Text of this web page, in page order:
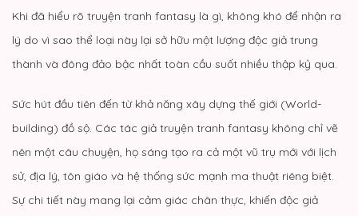
Khi đã hiểu rõ truyện tranh fantasy là gì, không khó để nhận ra
lý do vì sao thể loại này lại sở hữu một lượng độc giả trung
thành và đông đảo bậc nhất toàn cầu suốt nhiều thập kỷ qua.
Sức hút đầu tiên đến từ khả năng xây dựng thế giới (World-
building) đồ sộ. Các tác giả truyện tranh fantasy không chỉ vẽ
nên một câu chuyện, họ sáng tạo ra cả một vũ trụ mới với lịch
sử, địa lý, tôn giáo và hệ thống sức mạnh ma thuật riêng biệt.
Sự chi tiết này mang lại cảm giác chân thực, khiến độc giả